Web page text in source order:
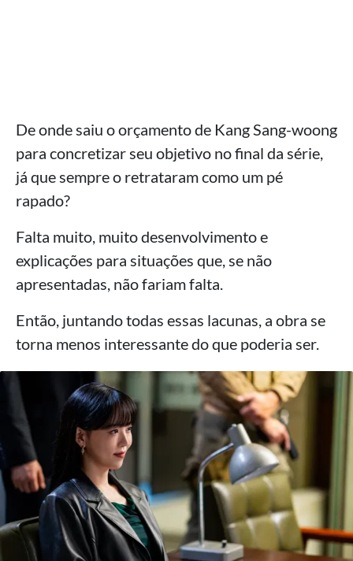
De onde saiu o orçamento de Kang Sang-woong
para concretizar seu objetivo no final da série,
já que sempre o retrataram como um pé
rapado?
Falta muito, muito desenvolvimento e
explicações para situações que, se não
apresentadas, não fariam falta.
Então, juntando todas essas lacunas, a obra se
torna menos interessante do que poderia ser.